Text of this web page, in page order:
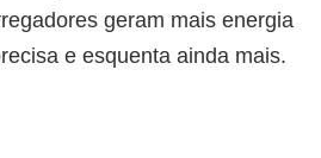
geram mais energia
e esquenta ainda mais.